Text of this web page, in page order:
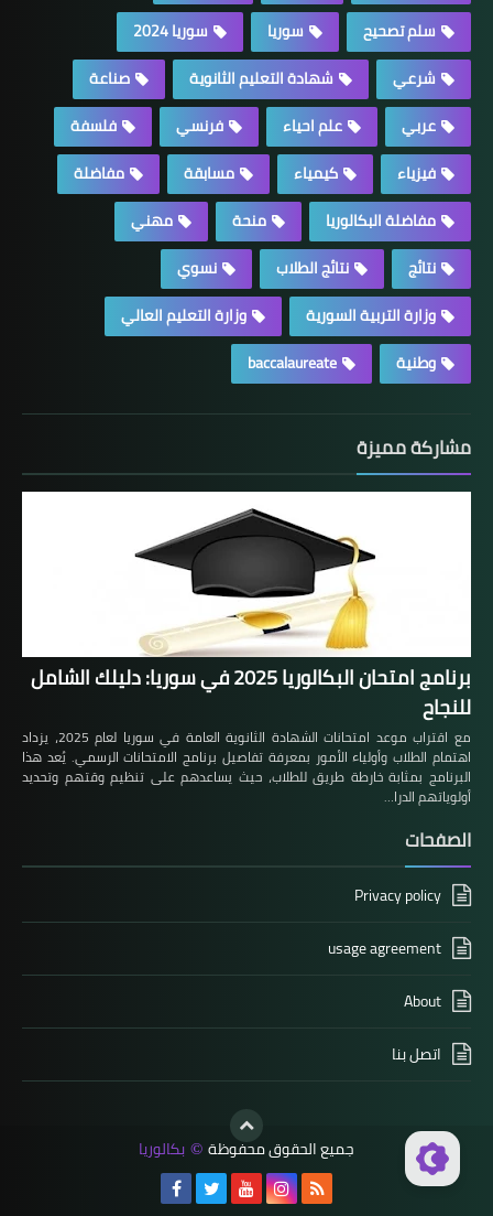
سلم تصحيح
سوريا
سوريا 2024
شرعي
شهادة التعليم الثانوية
صناعة
عربي
علم احياء فرنسي
فلسفة
فيزياء
كيمياء مسابقة
مفاضلة
مفاضلة البكالوريا
منحة
مهني
نتائج
نتائج الطلاب
نسوي
وزارة التربية السورية
وزارة التعليم العالي
وطنية
baccalaureate
مشاركة مميزة
برنامج امتحان البكالوريا 2025 في سوريا: دليلك الشامل
للنجاح
مع اقتراب موعد امتحانات الشهادة الثانوية العامة في سوريا لعام 2025، يزداد
اهتمام الطلاب وأولياء الأمور بمعرفة تفاصيل برنامج الامتحانات الرسمي. يُعد هذا
البرنامج بمثابة خارطة طريق للطلاب، حيث يساعدهم على تنظيم وقتهم وتحديد
أولوياتهم الدرا…
الصفحات
Privacy policy
usage agreement
About
اتصل بنا
جميع الحقوق محفوظة © بكالوريا